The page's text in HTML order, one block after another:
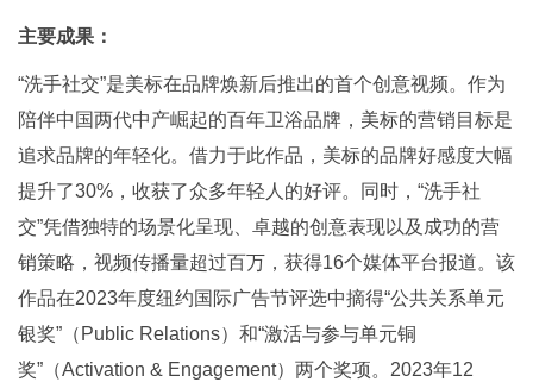
主要成果：
“洗手社交”是美标在品牌焕新后推出的首个创意视频。作为
陪伴中国两代中产崛起的百年卫浴品牌，美标的营销目标是
追求品牌的年轻化。借力于此作品，美标的品牌好感度大幅
提升了30%，收获了众多年轻人的好评。同时，“洗手社
交”凭借独特的场景化呈现、卓越的创意表现以及成功的营
销策略，视频传播量超过百万，获得16个媒体平台报道。该
作品在2023年度纽约国际广告节评选中摘得“公共关系单元
银奖”（Public Relations）和“激活与参与单元铜
奖”（Activation & Engagement）两个奖项。2023年12